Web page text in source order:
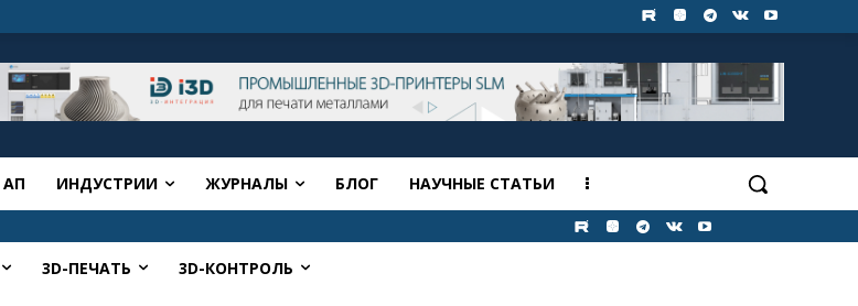
ИНДУСТРИИ ЖУРНАЛЫ БЛОГ НАУЧНЫЕ СТАТЬИ
3D-ПЕЧАТЬ 3D-КОНТРОЛЬ